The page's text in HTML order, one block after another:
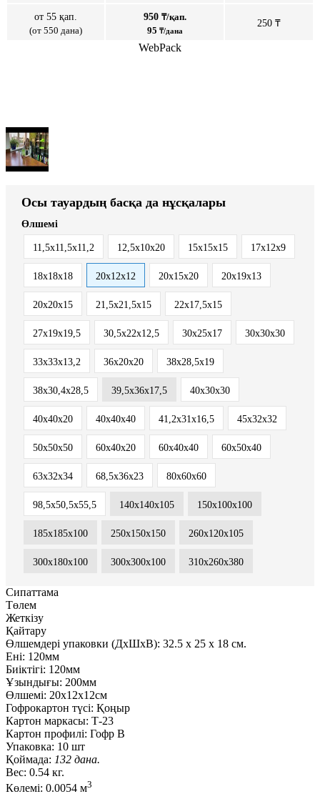
от 55 қап.
(от 550 дана)
950 ₸/қап.
95 ₸/дана
250 ₸
WebPack
Осы тауардың басқа да нұсқалары
Өлшемі
11,5х11,5х11,2 12,5х10х20 15х15х15 17х12х9
18х18х18 20х12х12 20х15х20 20х19х13
20х20х15 21,5х21,5х15 22х17,5х15
27х19х19,5 30,5х22х12,5 30х25х17 30х30х30
33х33х13,2 36х20х20 38х28,5х19
38х30,4х28,5 39,5х36х17,5 40х30х30
40х40х20 40х40х40 41,2х31х16,5 45х32х32
50х50х50 60х40х20 60х40х40 60х50х40
63х32х34 68,5х36х23 80х60х60
98,5x50,5x55,5 140х140х105 150х100х100
185х185х100 250x150x150 260х120х105
300x180x100 300х300х100 310х260х380
Сипаттама
Төлем
Жеткізу
Қайтару
Өлшемдері упаковки (ДxШxВ): 32.5 x 25 x 18 см.
Ені: 120мм
Биіктігі: 120мм
Ұзындығы: 200мм
Өлшемі: 20х12х12см
Гофрокартон түсі: Қоңыр
Картон маркасы: Т-23
Картон профилі: Гофр В
Упаковка: 10 шт
Қоймада: 132 дана.
Вес: 0.54 кг.
Көлемі: 0.0054 м3